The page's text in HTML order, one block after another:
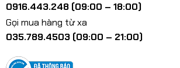
0916.443.248 (09:00 – 18:00)
Gọi mua hàng từ xa
035.789.4503 (09:00 – 21:00)